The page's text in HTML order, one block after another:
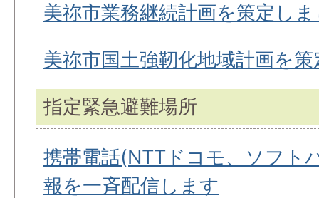
美祢市業務継続計画を策定し
美祢市国土強靭化地域計画を
指定緊急避難場所
携帯電話(NTTドコモ、ソフト
報を一斉配信します